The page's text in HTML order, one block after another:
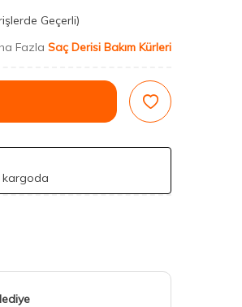
Geçerli)
Fazla Saç Derisi Bakım Kürleri
kargoda